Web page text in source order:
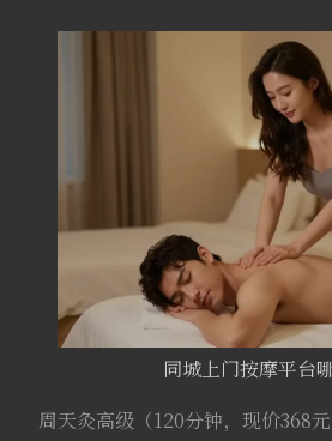
同城上门按摩平台
周天灸高级（120分钟，现价368